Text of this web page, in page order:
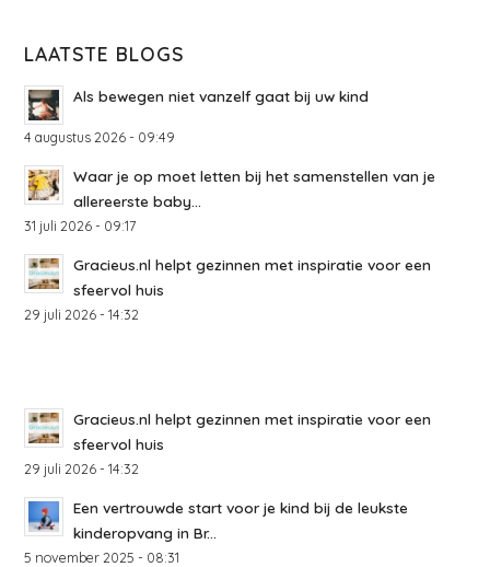
LAATSTE BLOGS
Als bewegen niet vanzelf gaat bij uw kind
4 augustus 2026 - 09:49
Waar je op moet letten bij het samenstellen van je
allereerste baby...
31 juli 2026 - 09:17
Gracieus.nl helpt gezinnen met inspiratie voor een
sfeervol huis
29 juli 2026 - 14:32
Gracieus.nl helpt gezinnen met inspiratie voor een
sfeervol huis
29 juli 2026 - 14:32
Een vertrouwde start voor je kind bij de leukste
kinderopvang in Br...
5 november 2025 - 08:31